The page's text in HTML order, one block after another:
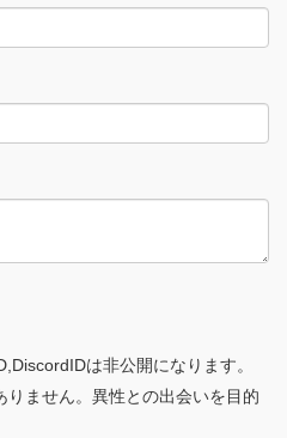
は非公開になります。
ません。異性との出会いを目的